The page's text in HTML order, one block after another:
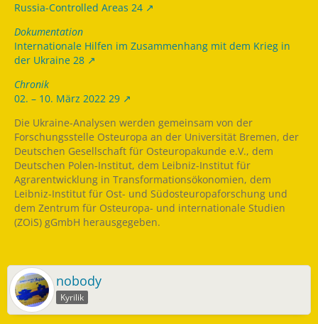
Russia-Controlled Areas 24
Dokumentation
Internationale Hilfen im Zusammenhang mit dem Krieg in
der Ukraine 28
Chronik
02. – 10. März 2022 29
Die Ukraine-Analysen werden gemeinsam von der
Forschungsstelle Osteuropa an der Universität Bremen, der
Deutschen Gesellschaft für Osteuropakunde e.V., dem
Deutschen Polen-Institut, dem Leibniz-Institut für
Agrarentwicklung in Transformationsökonomien, dem
Leibniz-Institut für Ost- und Südosteuropaforschung und
dem Zentrum für Osteuropa- und internationale Studien
(ZOiS) gGmbH herausgegeben.
nobody
Kyrilik